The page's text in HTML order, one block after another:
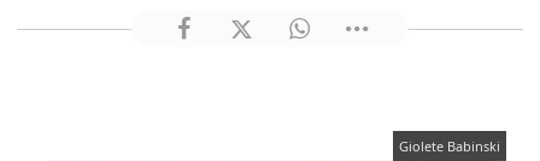
Giolete Babinski